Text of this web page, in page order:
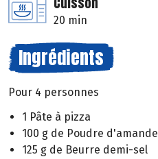
20 min
Ingrédients
Pour 4 personnes
1 Pâte à pizza
100 g de Poudre d'amande
125 g de Beurre demi-sel